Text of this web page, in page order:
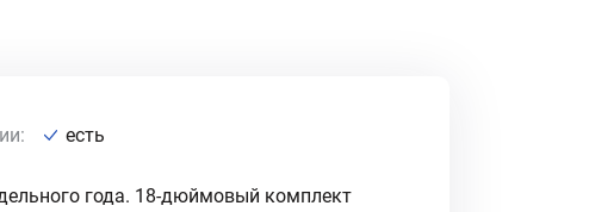
есть
года. 18-дюймовый комплект